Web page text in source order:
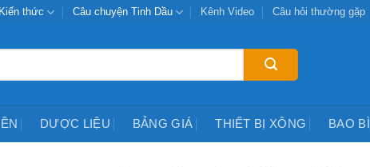
Kiến thức Câu chuyện Tinh Dầu Kênh Video Câu hỏi thường gặp
DƯỢC LIỆU BẢNG GIÁ THIẾT BỊ XÔNG BAO BÌ